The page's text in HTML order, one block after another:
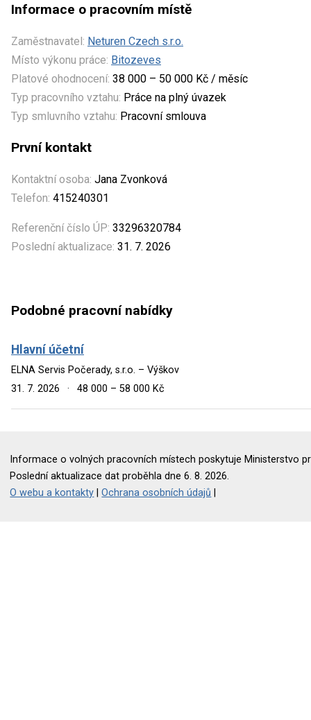
Informace o pracovním místě
Zaměstnavatel: Neturen Czech s.r.o.
Místo výkonu práce: Bitozeves
Platové ohodnocení: 38 000 – 50 000 Kč / měsíc
Typ pracovního vztahu: Práce na plný úvazek
Typ smluvního vztahu: Pracovní smlouva
První kontakt
Kontaktní osoba: Jana Zvonková
Telefon: 415240301
Referenční číslo ÚP: 33296320784
Poslední aktualizace: 31. 7. 2026
Podobné pracovní nabídky
Hlavní účetní
ELNA Servis Počerady, s.r.o. – Výškov
31. 7. 2026
· 48 000 – 58 000 Kč
Informace o volných pracovních místech poskytuje Ministerstvo
Poslední aktualizace dat proběhla dne 6. 8. 2026.
O webu a kontakty |Ochrana osobních údajů